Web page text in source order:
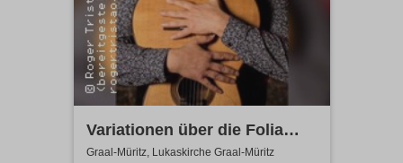
Variationen über die Folia
d’Espagne - Roger Tristao
Graal-Müritz, Lukaskirche Graal-Müritz